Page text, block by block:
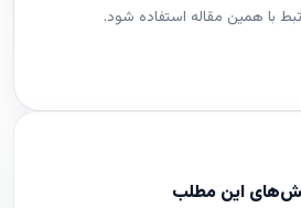
با همین مقاله استفاده شود.
این مطلب